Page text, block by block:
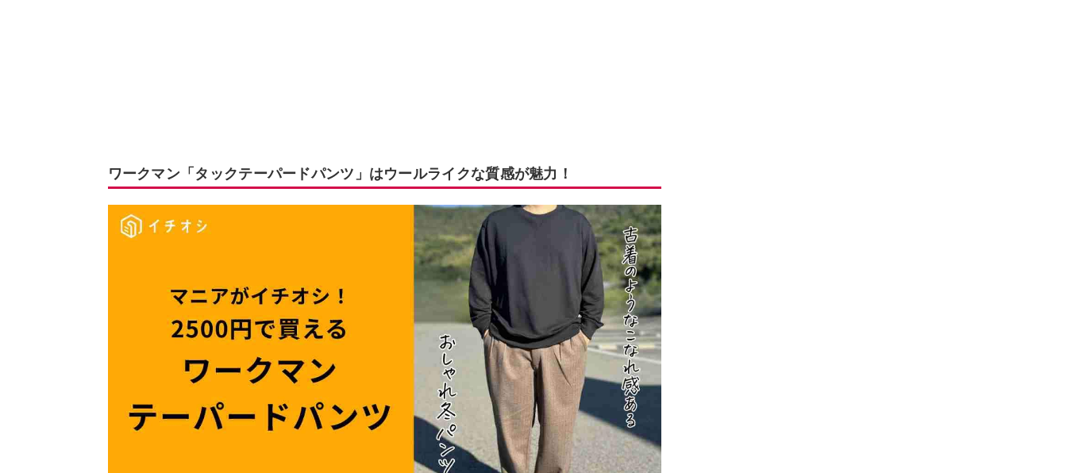
ワークマン「タックテーパードパンツ」はウールライクな質感が魅力！